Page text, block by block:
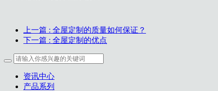
上一篇 : 全屋定制的质量如何保证？
下一篇 : 全屋定制的优点
资讯中心
产品系列